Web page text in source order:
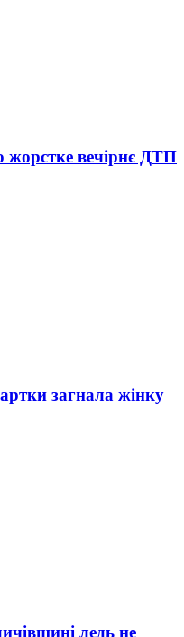
жорстке вечірнє ДТП
загнала жінку
ледь не